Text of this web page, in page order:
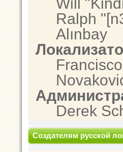
Ralph
Alınbay
Derek
Создателям русской